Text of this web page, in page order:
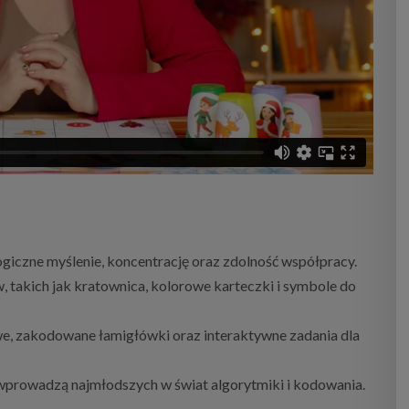
myślenie, koncentrację oraz zdolność współpracy.
takich jak kratownica, kolorowe karteczki i symbole do
zakodowane łamigłówki oraz interaktywne zadania dla
najmłodszych w świat algorytmiki i kodowania.